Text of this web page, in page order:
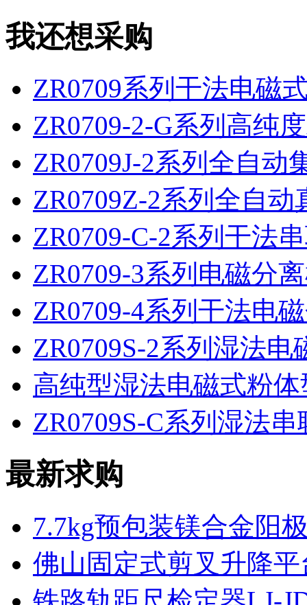
我还想采购
ZR0709系列干法电磁
ZR0709-2-G系列高纯
ZR0709J-2系列全自动
ZR0709Z-2系列全自动
ZR0709-C-2系列干法
ZR0709-3系列电磁分
ZR0709-4系列干法电
ZR0709S-2系列湿法电
高纯型湿法电磁式粉
ZR0709S-C系列湿法
最新求购
7.7kg预包装镁合金阳
佛山固定式剪叉升降